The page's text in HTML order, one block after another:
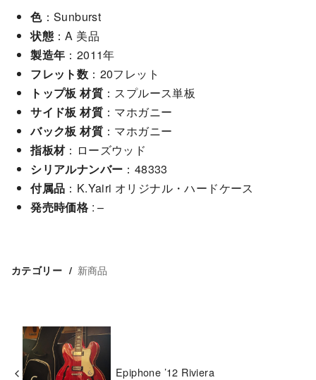
色：Sunburst
状態 ：A 美品
製造年 ：2011年
フレット数 ：20フレット
トップ板 材質 ：スプルース単板
サイド板 材質 ：マホガニー
バック板 材質 ：マホガニー
指板材：ローズウッド
シリアルナンバー ：48333
付属品 ：K.Yairi オリジナル・ハードケース
発売時価格 : –
カテゴリー 新商品
Epiphone ’12 Riviera